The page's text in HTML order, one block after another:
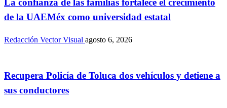
de la UAEMéx como universidad estatal
Redacción Vector Visual agosto 6, 2026
Recupera Policía de Toluca dos vehículos y detiene a
sus conductores